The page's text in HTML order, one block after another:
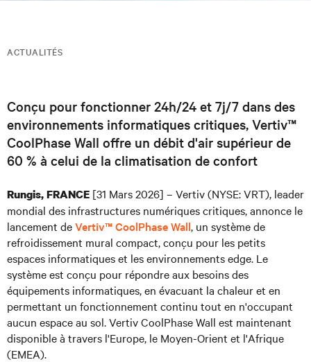
ACTUALITÉS
Conçu pour fonctionner 24h/24 et 7j/7 dans des
environnements informatiques critiques, Vertiv™
CoolPhase Wall offre un débit d'air supérieur de
60 % à celui de la climatisation de confort
Rungis, FRANCE [31 Mars 2026] – Vertiv (NYSE: VRT), leader
mondial des infrastructures numériques critiques, annonce le
lancement deVertiv™ CoolPhase Wall, un système de
refroidissement mural compact, conçu pour les petits
espaces informatiques et les environnements edge. Le
système est conçu pour répondre aux besoins des
équipements informatiques, en évacuant la chaleur et en
permettant un fonctionnement continu tout en n'occupant
aucun espace au sol. Vertiv CoolPhase Wall est maintenant
disponible à travers l'Europe, le Moyen-Orient et l'Afrique
(EMEA).